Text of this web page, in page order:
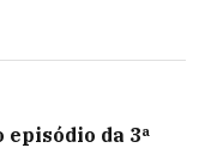
da 3ª